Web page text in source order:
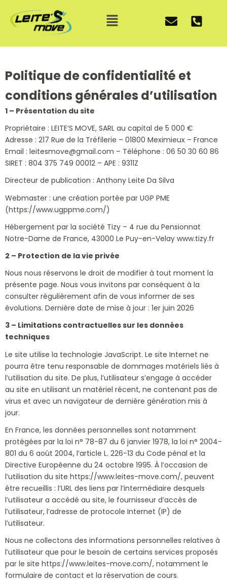
au
contenu
Menu
Politique de confidentialité et
conditions générales d’utilisation
1 – Présentation du site
Propriétaire : LEITE’S MOVE, SARL au capital de 5 000 €
Adresse : 217 Rue de la Tréfilerie – 01800 Meximieux – France
Email : leitesmove@gmail.com – Téléphone : 06 50 30 60 86
SIRET : 804 375 749 00012 – APE : 9311Z
Directeur de publication : Anthony Leite Da Silva
Webmaster : une création portée par UGP PME
(https://www.ugppme.com/)
Hébergement par la société Tizy – 4 rue du Pensionnat
Notre-Dame de France, 43000 Le Puy-en-Velay www.tizy.fr
2 – Protection de la vie privée
Nous nous réservons le droit de modifier à tout moment la
présente page. Nous vous invitons par conséquent à la
consulter régulièrement afin de vous informer de ses
évolutions. Dernière date de mise à jour : 1er juin 2026
3 – Limitations contractuelles sur les données
techniques
Le site utilise la technologie JavaScript. Le site Internet ne
pourra être tenu responsable de dommages matériels liés à
l’utilisation du site. De plus, l’utilisateur s’engage à accéder
au site en utilisant un matériel récent, ne contenant pas de
virus et avec un navigateur de dernière génération mis à
jour.
En France, les données personnelles sont notamment
protégées par la loi n° 78-87 du 6 janvier 1978, la loi n° 2004-
801 du 6 août 2004, l’article L. 226-13 du Code pénal et la
Directive Européenne du 24 octobre 1995. À l’occasion de
l’utilisation du site https://www.leites-move.com/, peuvent
être recueillis : l’URL des liens par l’intermédiaire desquels
l’utilisateur a accédé au site, le fournisseur d’accès de
l’utilisateur, l’adresse de protocole Internet (IP) de
l’utilisateur.
Nous ne collectons des informations personnelles relatives à
l’utilisateur que pour le besoin de certains services proposés
par le site https://www.leites-move.com/, notamment le
formulaire de contact et la réservation de cours.